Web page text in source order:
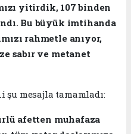
yitirdik, 107 binden
Bu büyük imtihanda
rahmetle anıyor,
sabır ve metanet
şu mesajla tamamladı:
afetten muhafaza